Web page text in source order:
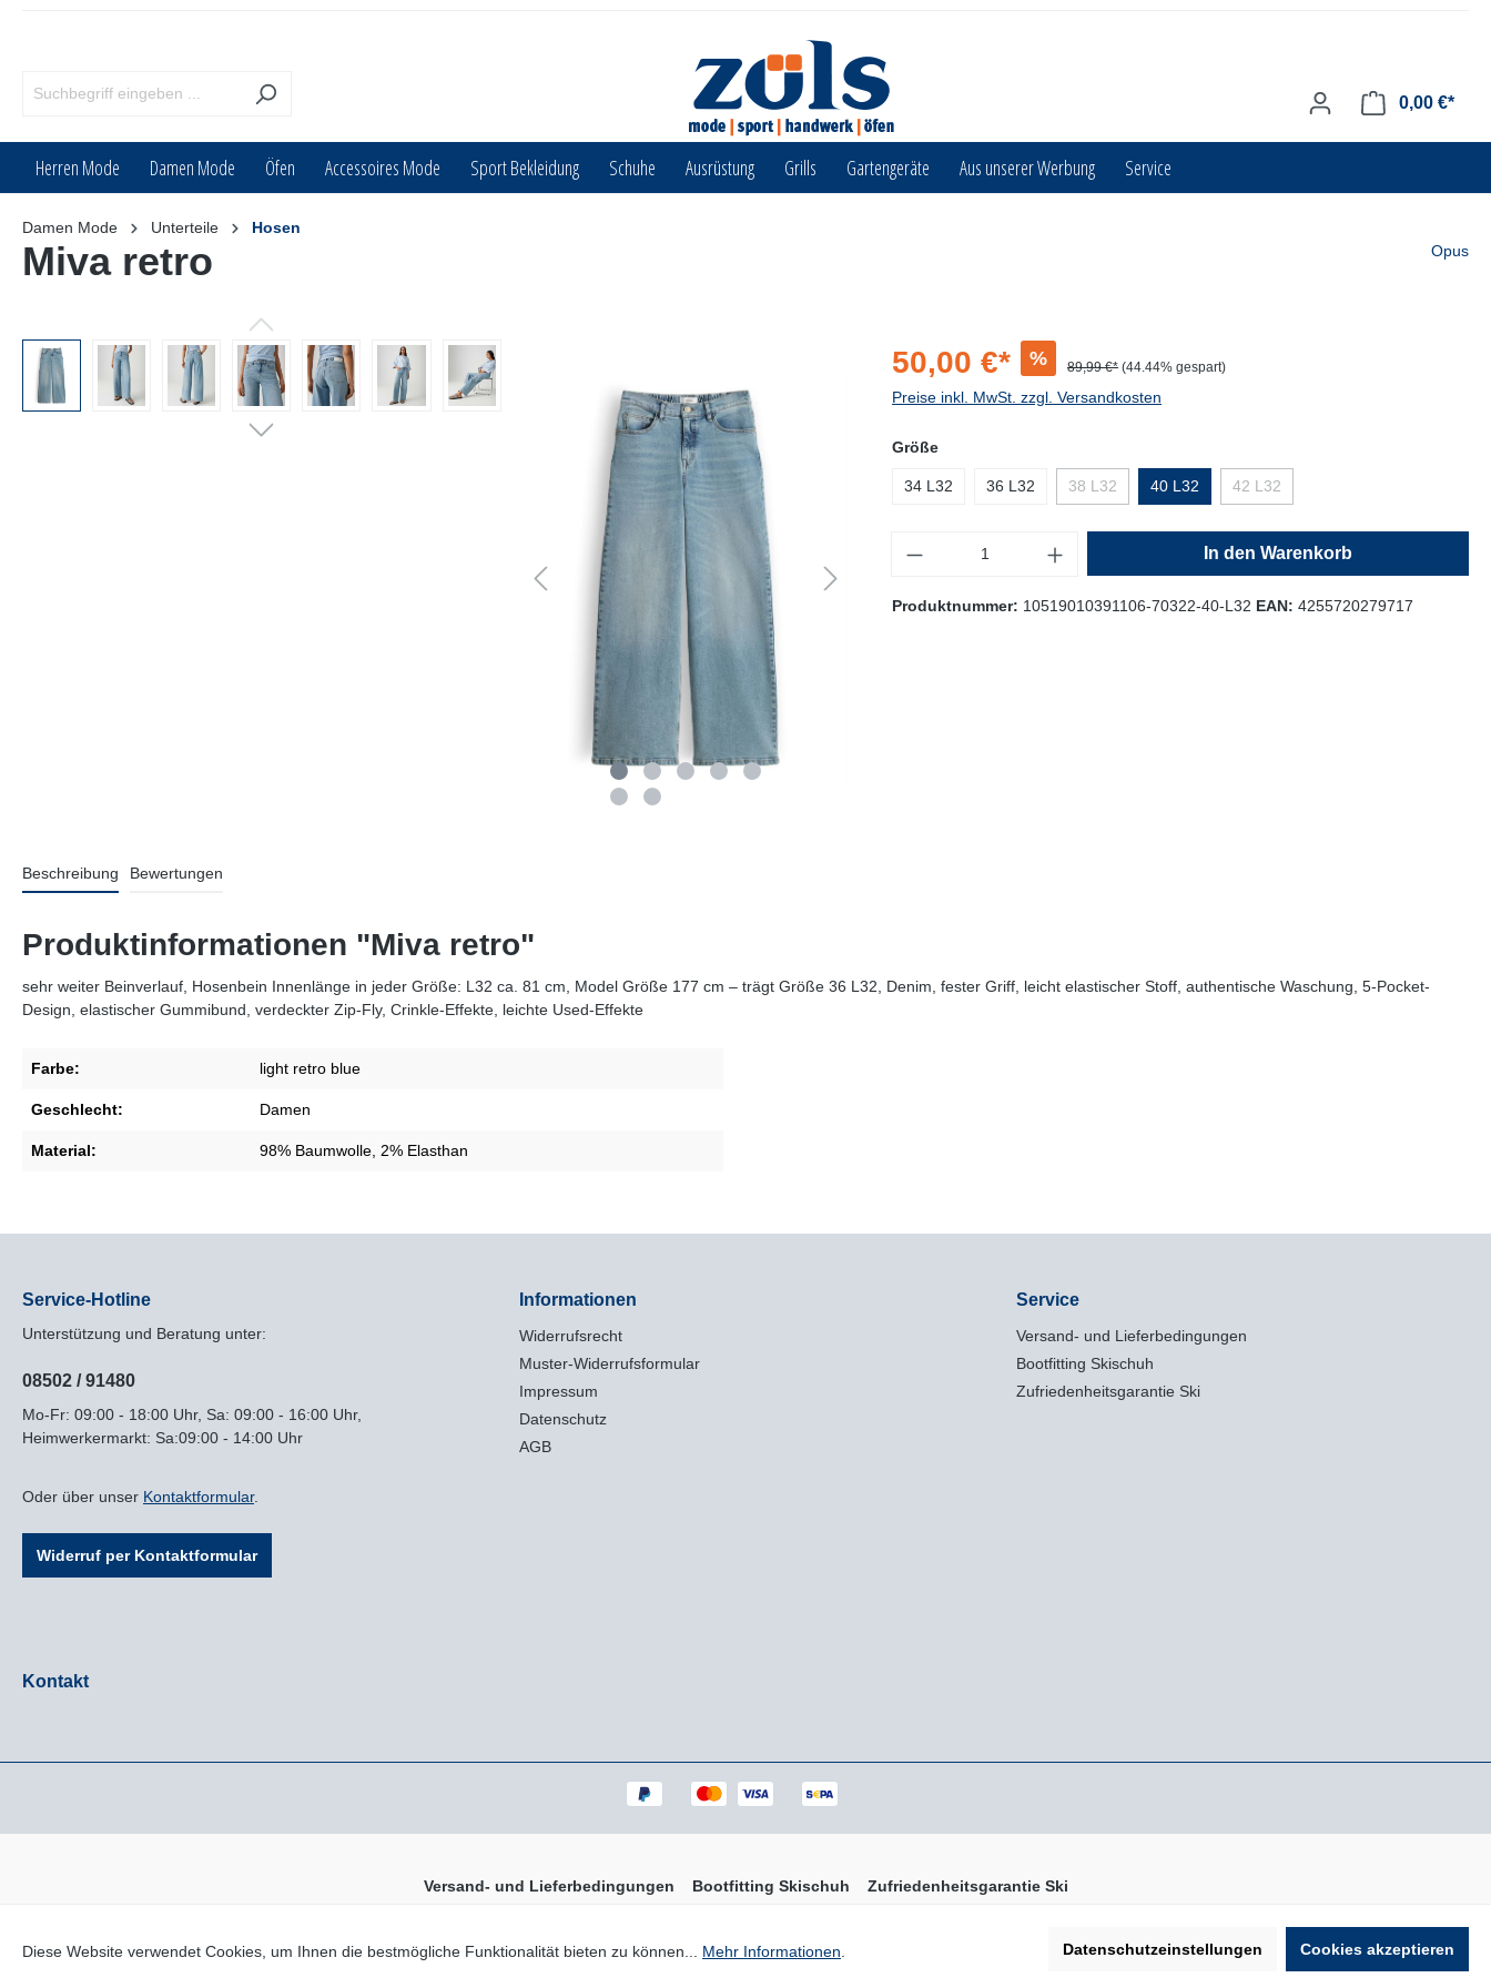
0,00 €*
Herren Mode Damen Mode Öfen Accessoires Mode Sport Bekleidung Schuhe Ausrüstung Grills Gartengeräte Aus unserer Werbung Service
Damen Mode Unterteile Hosen
Miva retro Opus
50,00 €* % 89,99 €* (44.44% gespart)
Preise inkl. MwSt. zzgl. Versandkosten
Größe
34 L32 36 L32 38 L32 40 L32 42 L32
In den Warenkorb
Produktnummer: 10519010391106-70322-40-L32 EAN: 4255720279717
Beschreibung Bewertungen
Produktinformationen "Miva retro"
sehr weiter Beinverlauf, Hosenbein Innenlänge in jeder Größe: L32 ca. 81 cm, Model Größe 177 cm – trägt Größe 36 L32, Denim, fester Griff, leicht elastischer Stoff, authentische Waschung, 5-Pocket-
Design, elastischer Gummibund, verdeckter Zip-Fly, Crinkle-Effekte, leichte Used-Effekte
Farbe: light retro blue
Geschlecht: Damen
Material: 98% Baumwolle, 2% Elasthan
Service-Hotline
Unterstützung und Beratung unter:
08502 / 91480
Mo-Fr: 09:00 - 18:00 Uhr, Sa: 09:00 - 16:00 Uhr,
Heimwerkermarkt: Sa:09:00 - 14:00 Uhr
Oder über unser Kontaktformular.
Widerruf per Kontaktformular
Informationen
Widerrufsrecht
Muster-Widerrufsformular
Impressum
Datenschutz
AGB
Service
Versand- und Lieferbedingungen
Bootfitting Skischuh
Zufriedenheitsgarantie Ski
Kontakt
Versand- und Lieferbedingungen Bootfitting Skischuh Zufriedenheitsgarantie Ski
* Alle Preise inkl. gesetzl. Mehrwertsteuer zzgl.Versandkosten und ggf. Nachnahmegebühren, wenn nicht anders angegeben.
Diese Website verwendet Cookies, um Ihnen die bestmögliche Funktionalität bieten zu können... Mehr Informationen Datenschutzeinstellungen Cookies akzeptieren